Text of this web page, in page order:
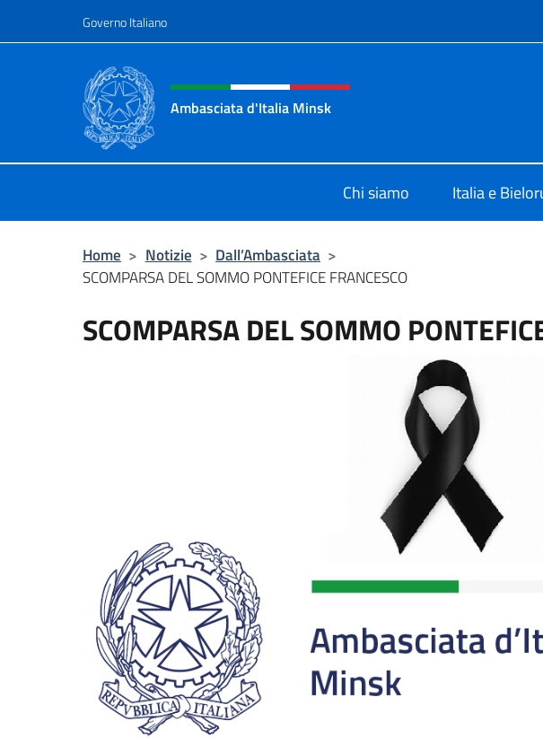
Governo Italiano
Intestazione sito, social e menù
Ambasciata d'Italia Minsk
Chi siamo Italia e
Home > Notizie > Dall’Ambasciata >
SCOMPARSA DEL SOMMO PONTEFICE FRANCESCO
SCOMPARSA DEL SOMMO